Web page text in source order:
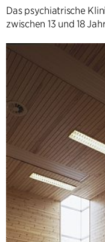
Das psychiatrische
zwischen 13 und 18